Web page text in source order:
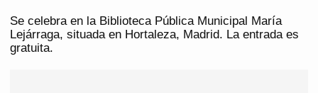
Se celebra en la Biblioteca Pública Municipal María
Lejárraga, situada en Hortaleza, Madrid. La entrada es
gratuita.